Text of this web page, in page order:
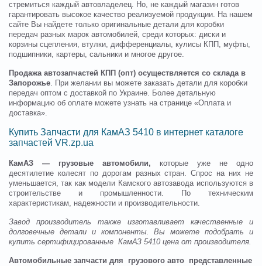
стремиться каждый автовладелец. Но, не каждый магазин готов
гарантировать высокое качество реализуемой продукции. На нашем
сайте Вы найдете только оригинальные детали для коробки
передач разных марок автомобилей, среди которых: диски и
корзины сцепления, втулки, дифференциалы, кулисы КПП, муфты,
подшипники, картеры, сальники и многое другое.
Продажа автозапчастей КПП (опт) осуществляется со склада в
Запорожье. При желании вы можете заказать детали для коробки
передач оптом с доставкой по Украине. Более детальную
информацию об оплате можете узнать на странице «Оплата и
доставка».
Купить Запчасти для КамАЗ 5410 в интернет каталоге
запчастей VR.zp.ua
КамАЗ — грузовые автомобили, которые уже не одно
десятилетие колесят по дорогам разных стран. Спрос на них не
уменьшается, так как модели Камского автозавода используются в
строительстве и промышленности. По техническим
характеристикам, надежности и производительности.
Завод производитель также изготавливает качественные и
долговечные детали и компоненты.
Вы можете подобрать и
купить сертифицированные КамАЗ 5410 цена от производителя.
Автомобильные запчасти для грузового авто представленные